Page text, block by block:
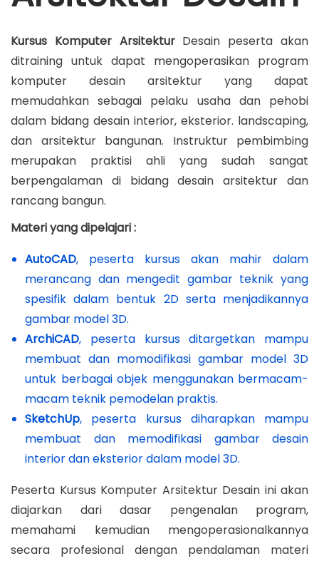
o
n
3
,
2
0
0
n
Kursus Komputer ArsitekturDesain peserta akan
ditraining untuk dapat mengoperasikan program
komputer desain arsitektur yang dapat
memudahkan sebagai pelaku usaha dan pehobi
dalam bidang desain interior, eksterior. landscaping,
dan arsitektur bangunan. Instruktur pembimbing
merupakan praktisi ahli yang sudah sangat
berpengalaman di bidang desain arsitektur dan
rancang bangun.
Materi yang dipelajari :
AutoCAD, peserta kursus akan mahir dalam
merancang dan mengedit gambar teknik yang
spesifik dalam bentuk 2D serta menjadikannya
gambar model 3D.
ArchiCAD, peserta kursus ditargetkan mampu
membuat dan momodifikasi gambar model 3D
untuk berbagai objek menggunakan bermacam-
macam teknik pemodelan praktis.
SketchUp, peserta kursus diharapkan mampu
membuat dan memodifikasi gambar desain
interior dan eksterior dalam model 3D.
Peserta Kursus Komputer Arsitektur Desain ini akan
diajarkan dari dasar pengenalan program,
memahami kemudian mengoperasionalkannya
secara profesional dengan pendalaman materi